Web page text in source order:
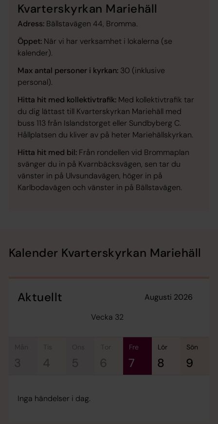
Kvarterskyrkan Mariehäll
Adress: Bällstavägen 44, Bromma.
Öppet: När vi har verksamhet i lokalerna (se
kalender).
Max antal personer i kyrkan: 30 (inklusive
personal).
Hitta hit med kollektivtrafik: Med kollektivtrafik tar
du dig lättast till Kvarterskyrkan Mariehäll med
buss 113 från Islandstorget eller Sundbyberg C.
Hållplatsen du kliver av på heter Mariehällskyrkan.
Hitta hit med bil: Från rondellen vid Brommaplan
svänger du in på Kvarnbäcksvägen, sen tar du
vänster in på Ulvsundavägen, höger in på
Karlbodavägen och vänster in på Bällstavägen.
Kalender Kvarterskyrkan Mariehäll
Aktuellt
augusti 2026
Vecka 32
tis
4
tor
6
fre
7
lör
8
sön
9
Inga händelser i dag.